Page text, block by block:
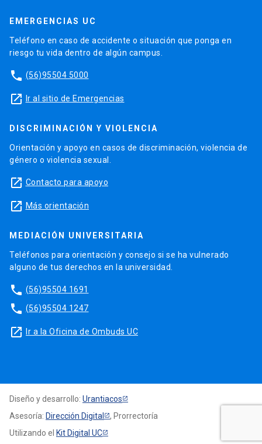
EMERGENCIAS UC
Teléfono en caso de accidente o situación que ponga en
riesgo tu vida dentro de algún campus.
phone (56)95504 5000
launch Ir al sitio de Emergencias
DISCRIMINACIÓN Y VIOLENCIA
Orientación y apoyo en casos de discriminación, violencia de
género o violencia sexual.
launch Contacto para apoyo
launch Más orientación
MEDIACIÓN UNIVERSITARIA
Teléfonos para orientación y consejo si se ha vulnerado
alguno de tus derechos en la universidad.
phone (56)95504 1691
phone (56)95504 1247
launch Ir a la Oficina de Ombuds UC
Diseño y desarrollo: Urantiacos
Asesoría: Dirección Digital
, Prorrectoría
Utilizando el Kit Digital UC